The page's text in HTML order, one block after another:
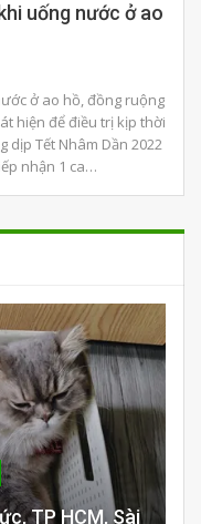
uống nước ở ao
ở ao hồ, đồng ruộng
hiện để điều trị kịp thời
dịp Tết Nhâm Dần 2022
nhận 1 ca…
TP HCM, Sài